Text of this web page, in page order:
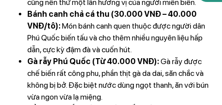
cũng nên thử một lần hương vị của người miền biển.
Bánh canh chả cá thu (30.000 VNĐ – 40.000
VNĐ/tô):Món bánh canh quen thuộc được người dân
Phú Quốc biến tấu và cho thêm nhiều nguyên liệu hấp
dẫn, cực kỳ đậm đà và cuốn hút.
Gà rẫy Phú Quốc (Từ 40.000 VNĐ):Gà rẫy được
chế biến rất công phu, phần thịt gà da dai, săn chắc và
không bị bở. Đặc biệt nước dùng ngọt thanh, ăn với bún
vừa ngon vừa lạ miệng.